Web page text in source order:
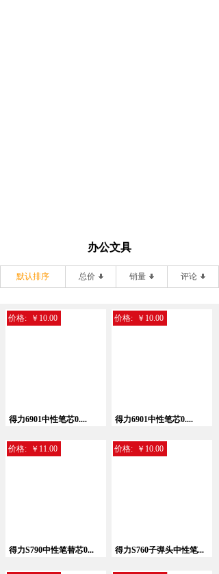
办公文具
默认排序 总价 销量 评论
得力6901中性笔芯0....
价格: ￥10.00
得力6901中性笔芯0....
价格: ￥10.00
得力S790中性笔替芯0...
价格: ￥11.00
得力S760子弹头中性笔...
价格: ￥10.00